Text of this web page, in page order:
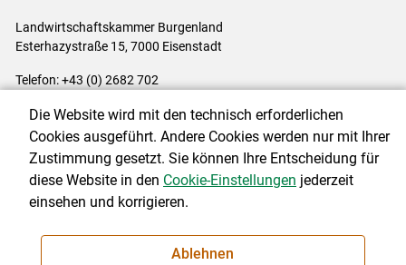
Landwirtschaftskammer Burgenland
Esterhazystraße 15, 7000 Eisenstadt
Telefon: +43 (0) 2682 702
Impressum|Kontakt|Datenschutzerklärung|Barrierefreiheit|
Cookie-Einstellungen
NEWSLETTER
Die Website wird mit den technisch erforderlichen
Cookies ausgeführt. Andere Cookies werden nur mit Ihrer
Zustimmung gesetzt. Sie können Ihre Entscheidung für
diese Website in den Cookie-Einstellungen jederzeit
einsehen und korrigieren.
Ablehnen